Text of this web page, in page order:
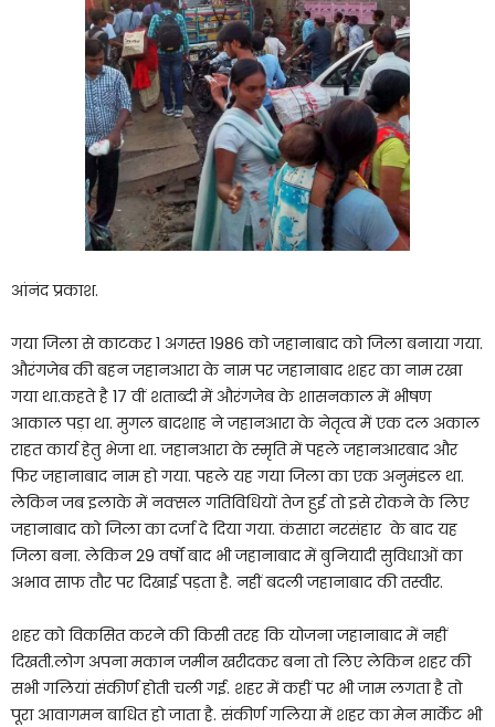
आंनंद प्रकाश.
गया जिला से काटकर 1 अगस्त 1986 को जहानाबाद को जिला बनाया गया.
औरंगजेब की बहन जहानआरा के नाम पर जहानाबाद शहर का नाम रखा
गया था.कहते है 17 वीं शताब्दी में औरंगजेब के शासनकाल में भीषण
आकाल पड़ा था. मुगल बादशाह ने जहानआरा के नेतृत्व में एक दल अकाल
राहत कार्य हेतु भेजा था. जहानआरा के स्मृति में पहले जहानआरबाद और
फिर जहानाबाद नाम हो गया. पहले यह गया जिला का एक अनुमंडल था.
लेकिन जब इलाके में नक्सल गतिविधियों तेज हुई तो इसे रोकने के लिए
जहानाबाद को जिला का दर्जा दे दिया गया. कंसारा नरसंहार के बाद यह
जिला बना. लेकिन 29 वर्षों बाद भी जहानाबाद में बुनियादी सुविधाओं का
अभाव साफ तौर पर दिखाई पड़ता है. नहीं बदली जहानाबाद की तस्वीर.
शहर को विकसित करने की किसी तरह कि योजना जहानाबाद में नहीं
दिखती.लोग अपना मकान जमीन खरीदकर बना तो लिए लेकिन शहर की
सभी गलियां संकीर्ण होती चली गई. शहर में कहीं पर भी जाम लगता है तो
पूरा आवागमन बाधित हो जाता है. संकीर्ण गलिया में शहर का मेन मार्केट भी